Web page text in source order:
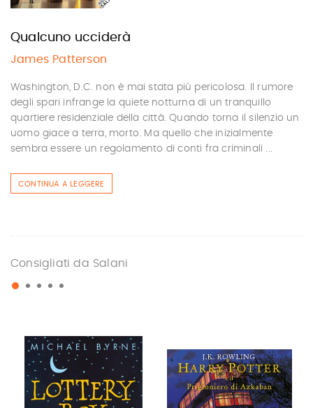
Qualcuno ucciderà
James Patterson
Washington, D.C. non è mai stata più pericolosa. Il rumore
degli spari infrange la quiete notturna di un tranquillo
quartiere residenziale della città. Quando torna il silenzio un
uomo giace a terra, morto. Ma quello che inizialmente
sembra essere un regolamento di conti fra criminali ...
CONTINUA A LEGGERE
Consigliati da Salani